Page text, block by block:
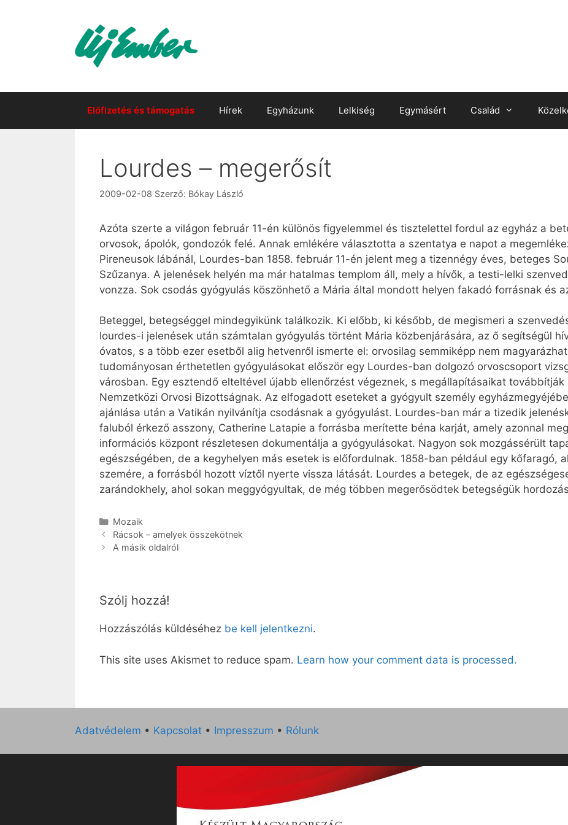
Előfizetés és támogatás Hírek Egyházunk Lelkiség Egymásért Család
Lourdes – megerősít
2009-02-08 Szerző: Bókay László
Azóta szerte a világon február 11-én különös figyelemmel és tisztelettel fordul az egyház a
orvosok, ápolók, gondozók felé. Annak emlékére választotta a szentatya e napot a
Pireneusok lábánál, Lourdes-ban 1858. február 11-én jelent meg a tizennégy éves, beteges
Szűzanya. A jelenések helyén ma már hatalmas templom áll, mely a hívők, a testi-lelki
vonzza. Sok csodás gyógyulás köszönhető a Mária által mondott helyen fakadó forrásnak és
Beteggel, betegséggel mindegyikünk találkozik. Ki előbb, ki később, de megismeri a
lourdes-i jelenések után számtalan gyógyulás történt Mária közbenjárására, az ő segítségül
óvatos, s a több ezer esetből alig hetvenről ismerte el: orvosilag semmiképp nem
tudományosan érthetetlen gyógyulásokat először egy Lourdes-ban dolgozó orvoscsoport
városban. Egy esztendő elteltével újabb ellenőrzést végeznek, s megállapításaikat továbbítják
Nemzetközi Orvosi Bizottságnak. Az elfogadott eseteket a gyógyult személy
ajánlása után a Vatikán nyilvánítja csodásnak a gyógyulást. Lourdes-ban már a tizedik
faluból érkező asszony, Catherine Latapie a forrásba merítette béna karját, amely azonnal
információs központ részletesen dokumentálja a gyógyulásokat. Nagyon sok mozgássérült
egészségében, de a kegyhelyen más esetek is előfordulnak. 1858-ban például egy kőfaragó,
szemére, a forrásból hozott víztől nyerte vissza látását. Lourdes a betegek, de az
zarándokhely, ahol sokan meggyógyultak, de még többen megerősödtek betegségük
Kategória
Mozaik
Rácsok – amelyek összekötnek
A másik oldalról
Szólj hozzá!
Hozzászólás küldéséhez be kell jelentkezni.
This site uses Akismet to reduce spam. Learn how your comment data is processed.
Adatvédelem • Kapcsolat • Impresszum • Rólunk